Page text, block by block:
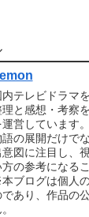
内テレビドラマ
理と感想・考察
運営しています。
語の展開だけで
意図に注目し、
方の参考になる
ブログは個人
であり、作品の